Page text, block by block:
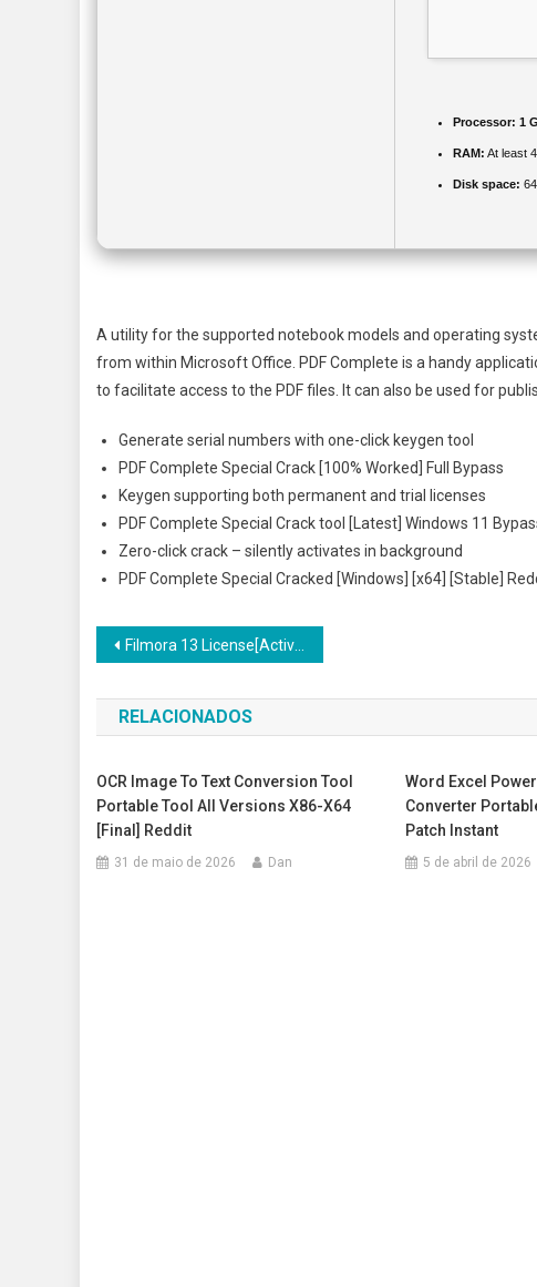
Processor: 1
RAM: At least
Disk space:
A utility for the supported notebook models and operating
from within Microsoft Office. PDF Complete is a handy
to facilitate access to the PDF files. It can also be used for
Generate serial numbers with one-click keygen tool
PDF Complete Special Crack [100% Worked] Full Bypass
Keygen supporting both permanent and trial licenses
PDF Complete Special Crack tool [Latest] Windows 11
Zero-click crack – silently activates in background
PDF Complete Special Cracked [Windows] [x64] [Stable]
Navegação
de
Post
Filmora 13 License[Activated] All Versions Full Multilingual
RELACIONADOS
OCR Image To Text Conversion Tool
Portable Tool All Versions X86-X64
[Final] Reddit
31 de maio de 2026 Dan
Word Excel
Converter
Patch Instant
5 de abril de 2026